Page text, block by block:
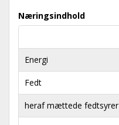
Næringsindhold
Energi
Fedt
heraf mættede fedtsyrer